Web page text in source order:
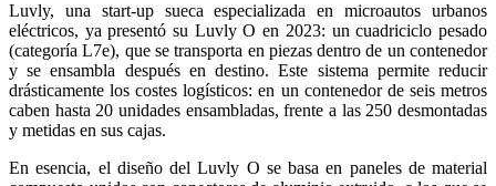
Luvly, una start-up sueca especializada en microautos urbanos
eléctricos, ya presentó su Luvly O en 2023: un cuadriciclo pesado
(categoría L7e), que se transporta en piezas dentro de un contenedor
y se ensambla después en destino. Este sistema permite reducir
drásticamente los costes logísticos: en un contenedor de seis metros
caben hasta 20 unidades ensambladas, frente a las 250 desmontadas
y metidas en sus cajas.
En esencia, el diseño del Luvly O se basa en paneles de material